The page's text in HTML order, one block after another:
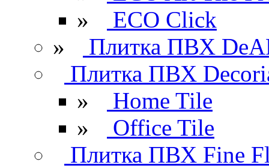
»
ECO Click
»
Плитка ПВХ
Плитка ПВХ
»
Home Tile
»
Office Tile
Плитка ПВХ Fine